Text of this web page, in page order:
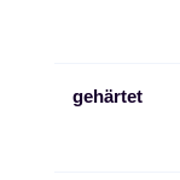
gehärtet